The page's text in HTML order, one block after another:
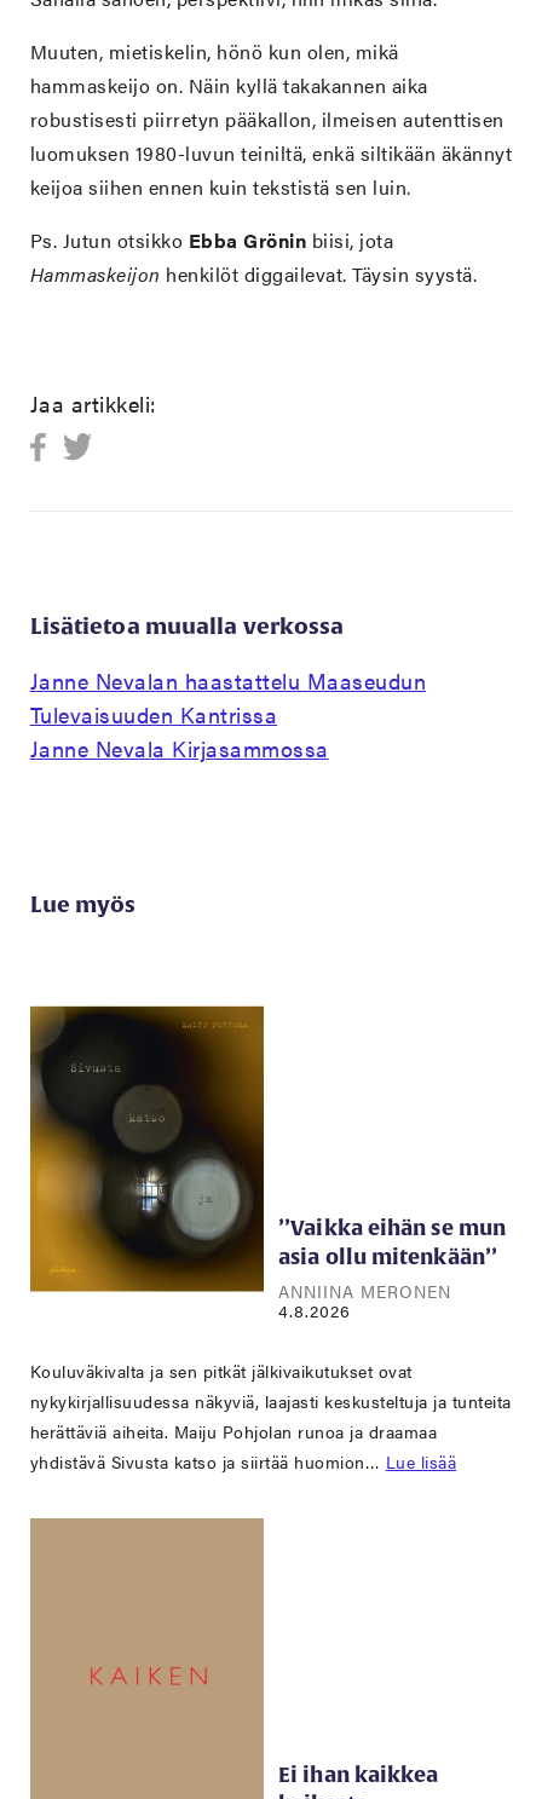
Muuten, mietiskelin, hönö kun olen, mikä
hammaskeijo on. Näin kyllä takakannen aika
robustisesti piirretyn pääkallon, ilmeisen autenttisen
luomuksen 1980-luvun teiniltä, enkä siltikään äkännyt
keijoa siihen ennen kuin tekstistä sen luin.
Ps. Jutun otsikko Ebba Grönin biisi, jota
Hammaskeijon henkilöt diggailevat. Täysin syystä.
Jaa artikkeli:
Lisätietoa muualla verkossa
Janne Nevalan haastattelu Maaseudun
Tulevaisuuden Kantrissa
Janne Nevala Kirjasammossa
Lue myös
’’Vaikka eihän se mun
asia ollu mitenkään’’
ANNIINA MERONEN
4.8.2026
Kouluväkivalta ja sen pitkät jälkivaikutukset ovat
nykykirjallisuudessa näkyviä, laajasti keskusteltuja ja tunteita
herättäviä aiheita. Maiju Pohjolan runoa ja draamaa
yhdistävä Sivusta katso ja siirtää huomion… Lue lisää
Ei ihan kaikkea